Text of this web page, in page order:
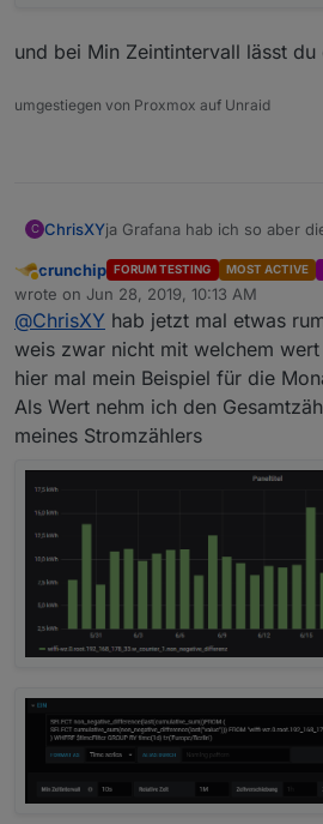
und bei Min Zeintintervall lässt du
umgestiegen von Proxmox auf Unraid
C ChrisXYja Grafana hab ich so aber
wenn ich 1d gegen 1M
bist an und auch die Werte
Maximal ein Tageswert aber
Naja funktioniert halbwegs.
Away
crunchip FORUM TESTING MOST ACTIVE
wrote on Jun 28, 2019, 10:13 AM
last edited by
@ChrisXY hab jetzt mal etwas
weis zwar nicht mit welchem
hier mal mein Beispiel für die
Als Wert nehm ich den
meines Stromzählers